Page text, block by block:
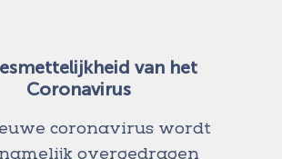
van het
Coronavirus
coronavirus wordt